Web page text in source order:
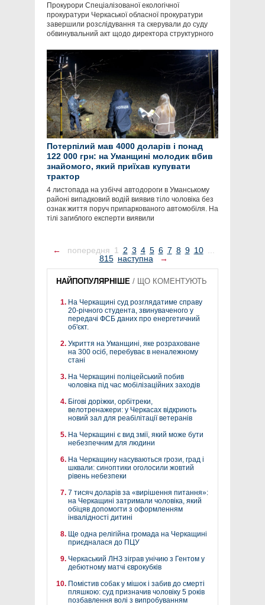
Прокурори Спеціалізованої екологічної
прокуратури Черкаської обласної прокуратури
завершили розслідування та скерували до суду
обвинувальний акт щодо директора структурного
Потерпілий мав 4000 доларів і понад
122 000 грн: на Уманщині молодик вбив
знайомого, який приїхав купувати
трактор
4 листопада на узбіччі автодороги в Уманському
районі випадковий водій виявив тіло чоловіка без
ознак життя поруч припаркованого автомобіля. На
тілі загиблого експерти виявили
← попередня 1 2 3 4 5 6 7 8 9 10 ...
815 наступна →
НАЙПОПУЛЯРНІШЕ / ЩО КОМЕНТУЮТЬ
На Черкащині суд розглядатиме справу
20-річного студента, звинуваченого у
передачі ФСБ даних про енергетичний
об'єкт.
Укриття на Уманщині, яке розраховане
на 300 осіб, перебуває в неналежному
стані
На Черкащині поліцейський побив
чоловіка під час мобілізаційних заходів
Бігові доріжки, орбітреки,
велотренажери: у Черкасах відкриють
новий зал для реабілітації ветеранів
На Черкащині є вид змії, який може бути
небезпечним для людини
На Черкащину насуваються грози, град і
шквали: синоптики оголосили жовтий
рівень небезпеки
7 тисяч доларів за «вирішення питання»:
на Черкащині затримали чоловіка, який
обіцяв допомогти з оформленням
інвалідності дитині
Ще одна релігійна громада на Черкащині
приєдналася до ПЦУ
Черкаський ЛНЗ зіграв унічию з Гентом у
дебютному матчі єврокубків
Помістив собак у мішок і забив до смерті
пляшкою: суд призначив чоловіку 5 років
позбавлення волі з випробуванням